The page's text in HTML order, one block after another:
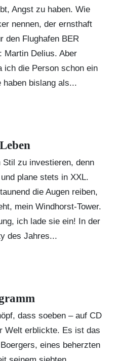
Angst zu haben. Wie
nennen, der ernsthaft
den Flughafen BER
Martin Delius. Aber
ich die Person schon ein
haben bislang als...
zu investieren, denn
plane stets in XXL.
die Augen reiben,
mein Windhorst-Tower.
ich lade sie ein! In der
des Jahres...
dass soeben – auf CD
Welt erblickte. Es ist das
eines beherzten